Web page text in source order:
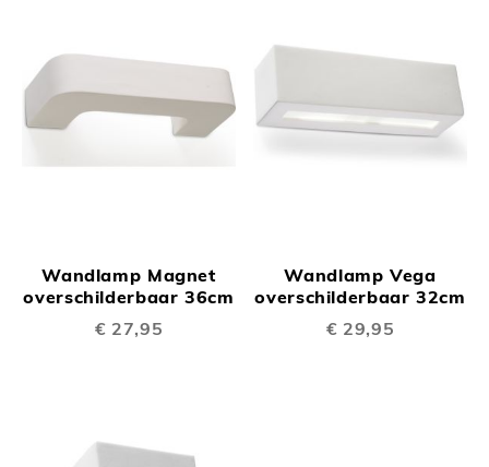
Wandlamp Magnet
overschilderbaar 36cm
€ 27,95
Wandlamp Vega
overschilderbaar 32cm
€ 29,95